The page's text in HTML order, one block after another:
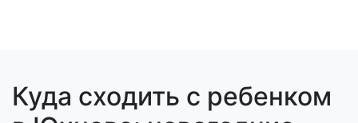
Куда сходить с ребенком